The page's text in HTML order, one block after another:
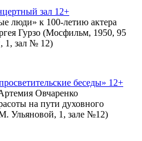
зал 12+
люди» к 100-летию актера
Гурзо (Мосфильм, 1950, 95
1, зал № 12)
беседы» 12+
Овчаренко
на пути духовного
Ульяновой, 1, зале №12)